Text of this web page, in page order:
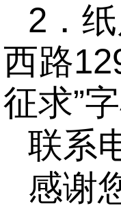
2．
西路
征求”
联系
感谢